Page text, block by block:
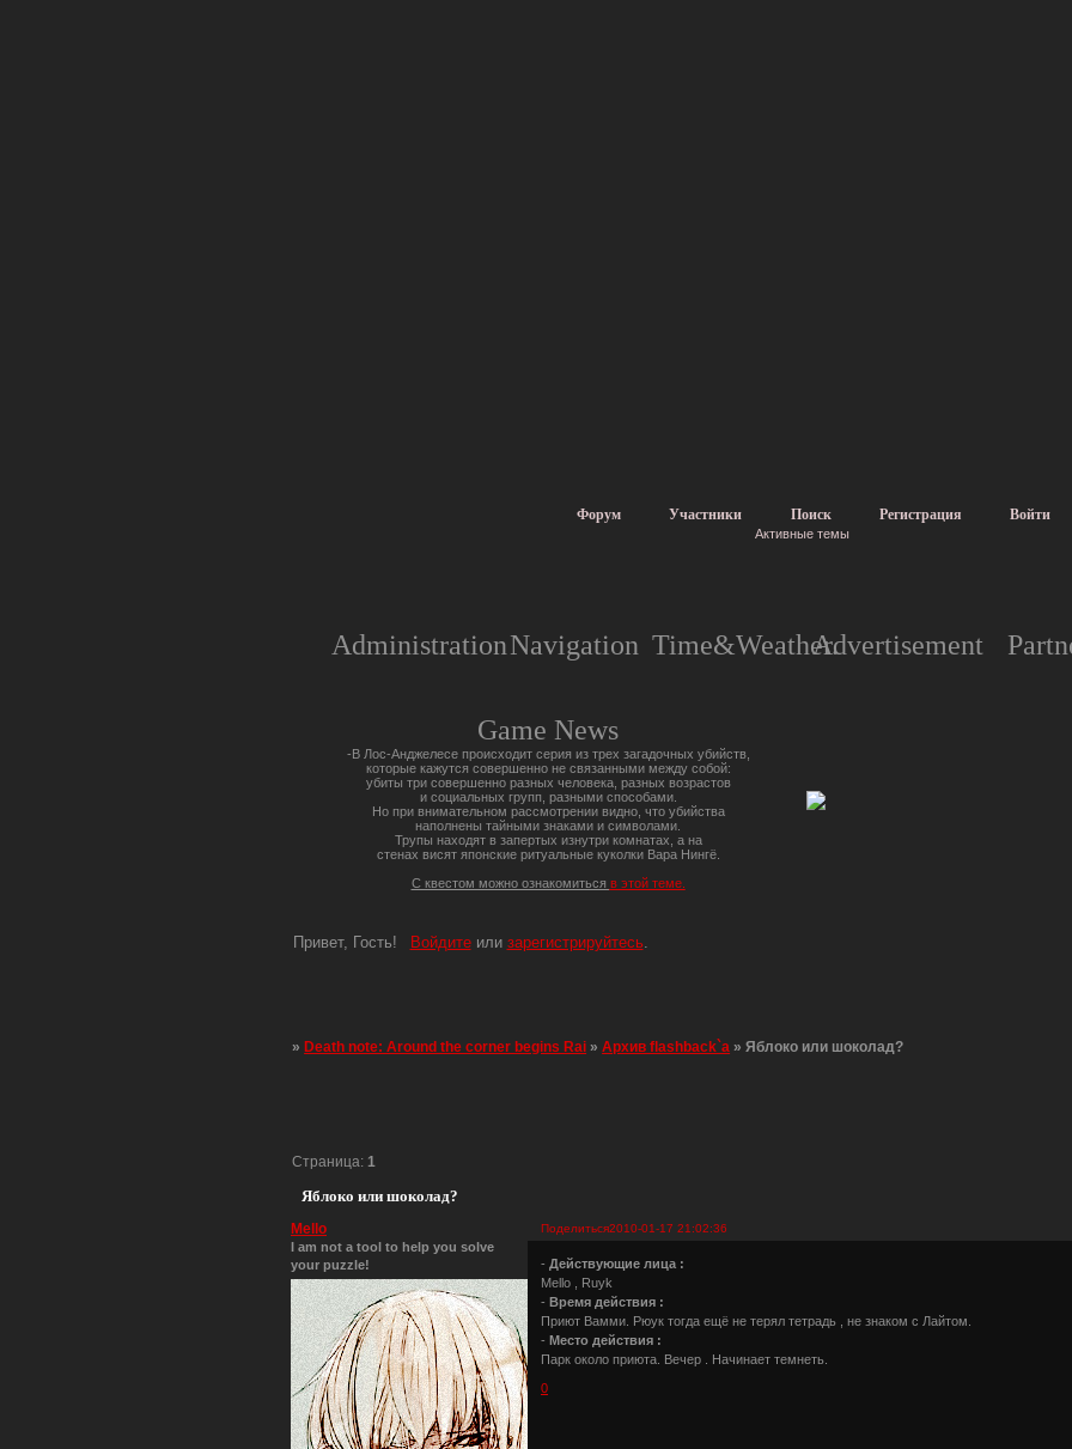
Форум Участники Поиск Регистрация Войти
Активные темы
AdministrationNavigation Time&Weather.Advertisement
Game News
-В Лос-Анджелесе происходит серия из трех загадочных убийств,
которые кажутся совершенно не связанными между собой:
убиты три совершенно разных человека, разных возрастов
и социальных групп, разными способами.
Но при внимательном рассмотрении видно, что убийства
наполнены тайными знаками и символами.
Трупы находят в запертых изнутри комнатах, а на
стенах висят японские ритуальные куколки Вара Нингё.
С квестом можно ознакомиться в этой теме.
Привет, Гость! Войдитеили зарегистрируйтесь.
»Death note: Around the corner begins Rai »Архив flashback`a »Яблоко или шоколад?
Яблоко или шоколад?
Страница: 1
Поделиться2010-01-17 21:02:36
Mello
I am not a tool to help you solve
your puzzle!
-Действующие лица :
Mello , Ruyk
-Время действия :
Приют Вамми. Рюук тогда ещё не терял тетрадь , не знаком с Лайтом.
-Место действия :
Парк около приюта. Вечер . Начинает темнеть.
0